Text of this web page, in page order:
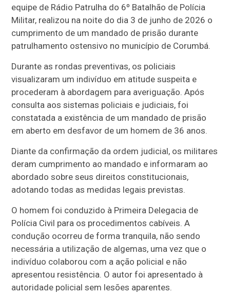
equipe de Rádio Patrulha do 6º Batalhão de Polícia
Militar, realizou na noite do dia 3 de junho de 2026 o
cumprimento de um mandado de prisão durante
patrulhamento ostensivo no município de Corumbá.
Durante as rondas preventivas, os policiais
visualizaram um indivíduo em atitude suspeita e
procederam à abordagem para averiguação. Após
consulta aos sistemas policiais e judiciais, foi
constatada a existência de um mandado de prisão
em aberto em desfavor de um homem de 36 anos.
Diante da confirmação da ordem judicial, os militares
deram cumprimento ao mandado e informaram ao
abordado sobre seus direitos constitucionais,
adotando todas as medidas legais previstas.
O homem foi conduzido à Primeira Delegacia de
Polícia Civil para os procedimentos cabíveis. A
condução ocorreu de forma tranquila, não sendo
necessária a utilização de algemas, uma vez que o
indivíduo colaborou com a ação policial e não
apresentou resistência. O autor foi apresentado à
autoridade policial sem lesões aparentes.